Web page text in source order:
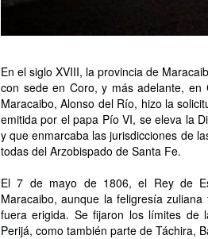
En el siglo XVIII, la provincia de
con sede en Coro, y más adelante,
Maracaibo, Alonso del Río, hizo la
emitida por el papa Pío VI, se eleva la
y que enmarcaba las jurisdicciones de
todas del Arzobispado de Santa Fe.
El 7 de mayo de 1806, el Rey de
Maracaibo, aunque la feligresía
fuera erigida. Se fijaron los límites de
Perijá, como también parte de Táchira,